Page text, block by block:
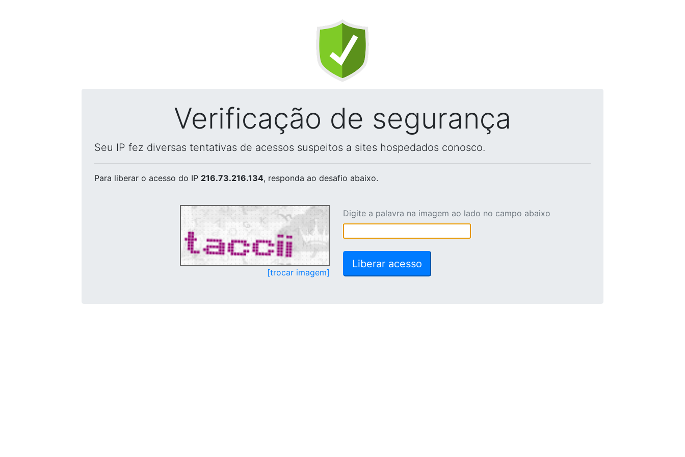
Verificação de segurança
Seu IP fez diversas tentativas de acessos suspeitos a sites hospedados conosco.
Para liberar o acesso do IP 216.73.216.134, responda ao desafio abaixo.
[trocar imagem]
Digite a palavra na imagem ao lado no campo abaixo